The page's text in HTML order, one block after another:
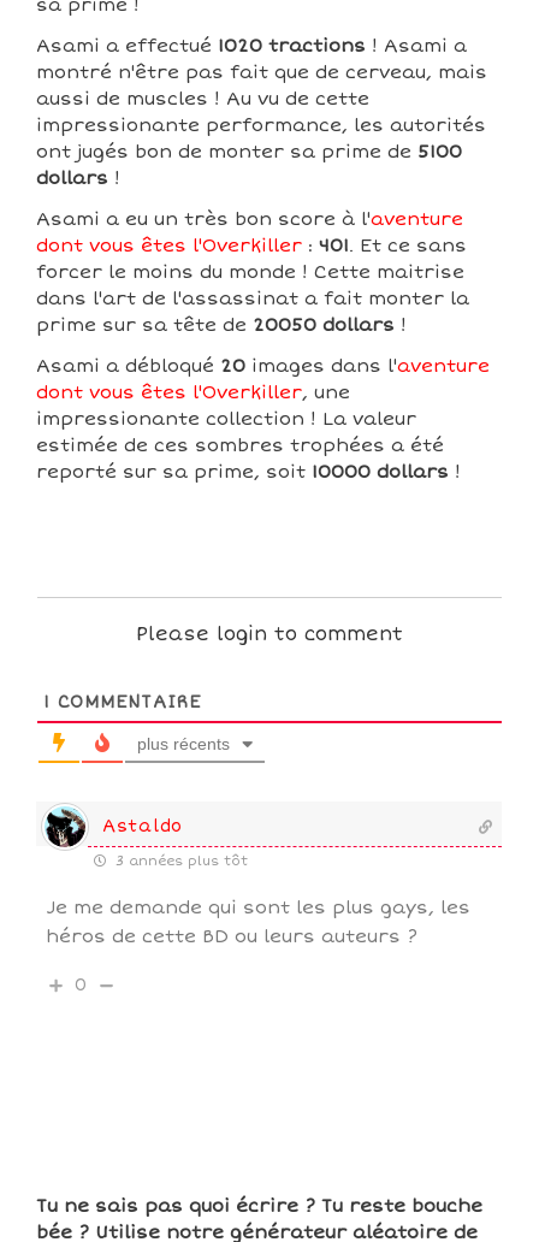
sa prime !
Asami a effectué 1020 tractions ! Asami a
montré n'être pas fait que de cerveau, mais
aussi de muscles ! Au vu de cette
impressionante performance, les autorités
ont jugés bon de monter sa prime de 5100
dollars !
Asami a eu un très bon score à l'aventure
dont vous êtes l'Overkiller : 401. Et ce sans
forcer le moins du monde ! Cette maitrise
dans l'art de l'assassinat a fait monter la
prime sur sa tête de 20050 dollars !
Asami a débloqué 20 images dans l'aventure
dont vous êtes l'Overkiller, une
impressionante collection ! La valeur
estimée de ces sombres trophées a été
reporté sur sa prime, soit 10000 dollars !
Please login to comment
1 COMMENTAIRE
plus récents
Astaldo
3 années plus tôt
Je me demande qui sont les plus gays, les
héros de cette BD ou leurs auteurs ?
0
Tu ne sais pas quoi écrire ? Tu reste bouche
bée ? Utilise notre générateur aléatoire de